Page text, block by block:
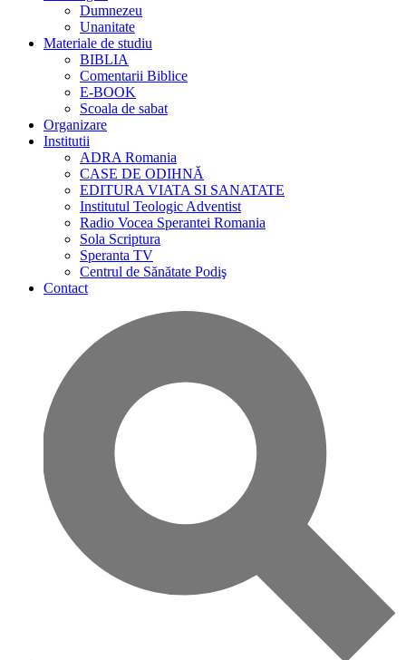
Dumnezeu
Unanitate
Materiale de studiu
BIBLIA
Comentarii Biblice
E-BOOK
Scoala de sabat
Organizare
Institutii
ADRA Romania
CASE DE ODIHNĂ
EDITURA VIATA SI SANATATE
Institutul Teologic Adventist
Radio Vocea Sperantei Romania
Sola Scriptura
Speranta TV
Centrul de Sănătate Podiş
Contact